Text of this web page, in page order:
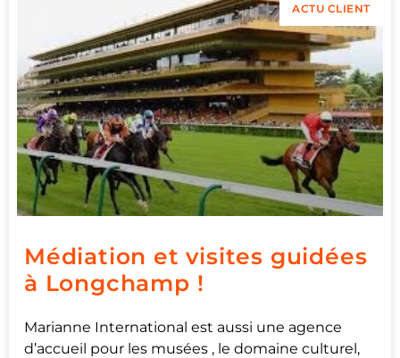
ACTU CLIENT
Médiation et visites guidées
à Longchamp !
Marianne International est aussi une agence
d’accueil pour les musées , le domaine culturel,